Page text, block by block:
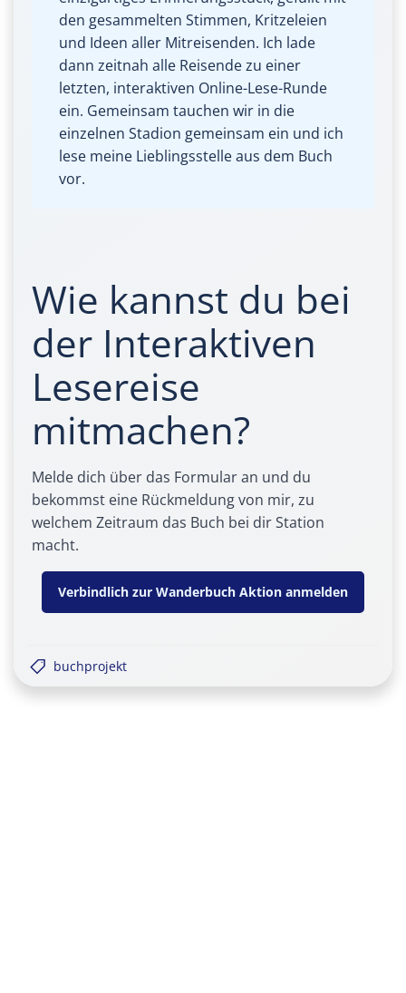
den gesammelten Stimmen, Kritzeleien
und Ideen aller Mitreisenden. Ich lade
dann zeitnah alle Reisende zu einer
letzten, interaktiven Online-Lese-Runde
ein. Gemeinsam tauchen wir in die
einzelnen Stadion gemeinsam ein und ich
lese meine Lieblingsstelle aus dem Buch
vor.
Wie kannst du bei
der Interaktiven
Lesereise
mitmachen?
Melde dich über das Formular an und du
bekommst eine Rückmeldung von mir, zu
welchem Zeitraum das Buch bei dir Station
macht.
Verbindlich zur Wanderbuch Aktion anmelden
buchprojekt